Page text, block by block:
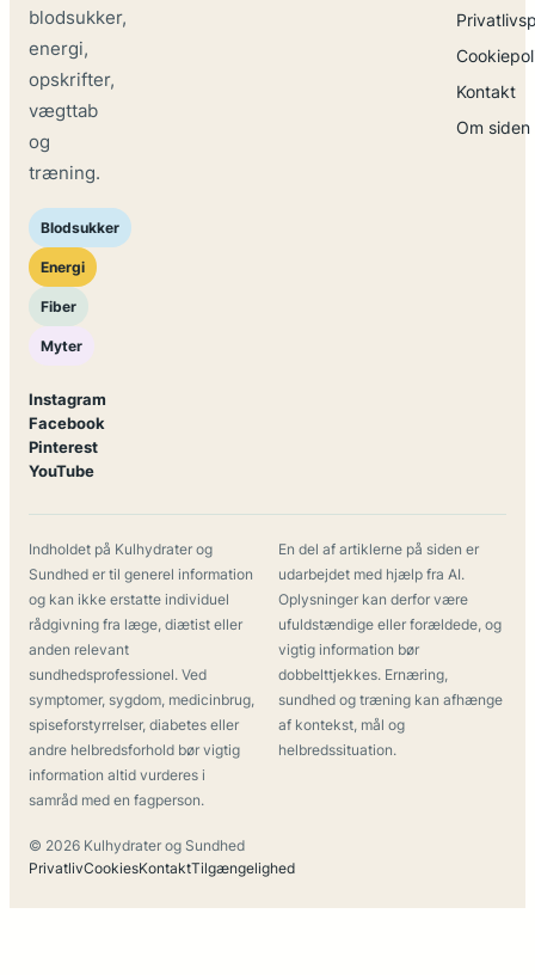
blodsukker,
energi,
opskrifter,
vægttab
og
træning.
Blodsukker
Energi
Fiber
Myter
Instagram
Facebook
Pinterest
YouTube
Kontakt
Om siden
Indholdet på Kulhydrater og
Sundhed er til generel information
og kan ikke erstatte individuel
rådgivning fra læge, diætist eller
anden relevant
sundhedsprofessionel. Ved
symptomer, sygdom, medicinbrug,
spiseforstyrrelser, diabetes eller
andre helbredsforhold bør vigtig
information altid vurderes i
samråd med en fagperson.
En del af artiklerne på siden er
udarbejdet med hjælp fra AI.
Oplysninger kan derfor være
ufuldstændige eller forældede, og
vigtig information bør
dobbelttjekkes. Ernæring,
sundhed og træning kan afhænge
af kontekst, mål og
helbredssituation.
© 2026 Kulhydrater og Sundhed
PrivatlivCookiesKontaktTilgængelighed